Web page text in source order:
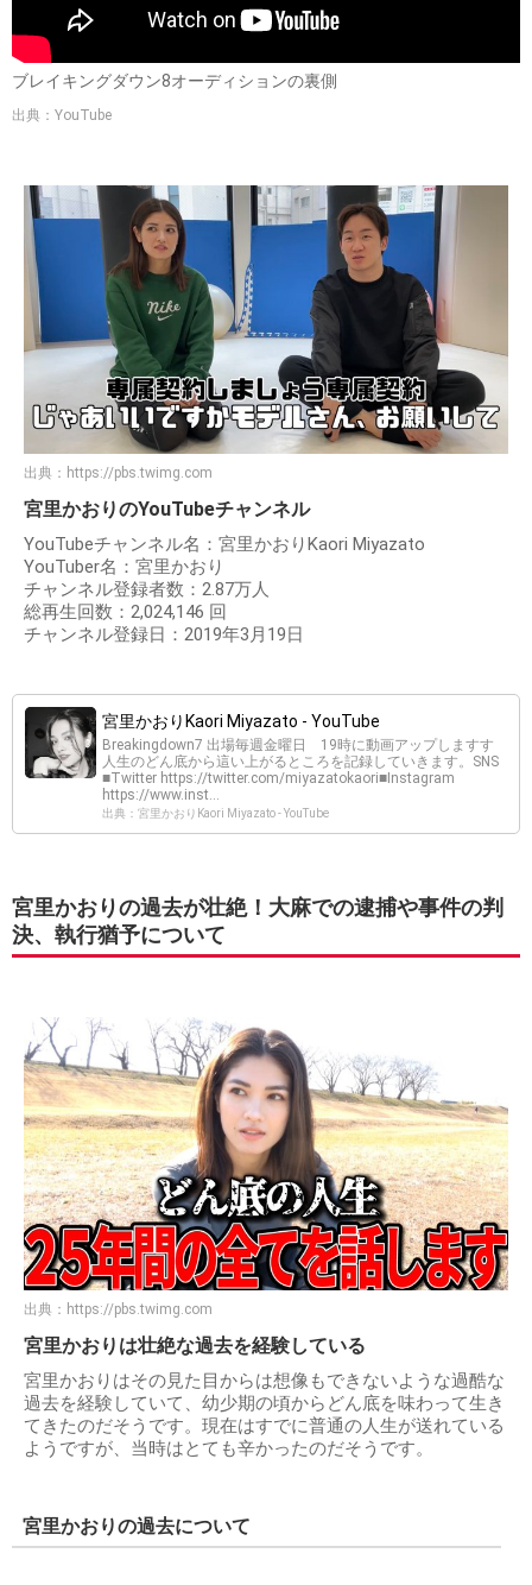
ブレイキングダウン8オーディションの裏側
出典：YouTube
出典： https://pbs.twimg.com
宮里かおりのYouTubeチャンネル
YouTubeチャンネル名：宮里かおりKaori Miyazato
YouTuber名：宮里かおり
チャンネル登録者数：2.87万人
総再生回数：2,024,146 回
チャンネル登録日：2019年3月19日
宮里かおりKaori Miyazato - YouTube
Breakingdown7 出場毎週金曜日 19時に動画アップしますす
人生のどん底から這い上がるところを記録していきます。SNS
■Twitter https://twitter.com/miyazatokaori■Instagram
https://www.inst...
出典：宮里かおりKaori Miyazato - YouTube
宮里かおりの過去が壮絶！大麻での逮捕や事件の判
決、執行猶予について
出典： https://pbs.twimg.com
宮里かおりは壮絶な過去を経験している
宮里かおりはその見た目からは想像もできないような過酷な
過去を経験していて、幼少期の頃からどん底を味わって生き
てきたのだそうです。現在はすでに普通の人生が送れている
ようですが、当時はとても辛かったのだそうです。
宮里かおりの過去について